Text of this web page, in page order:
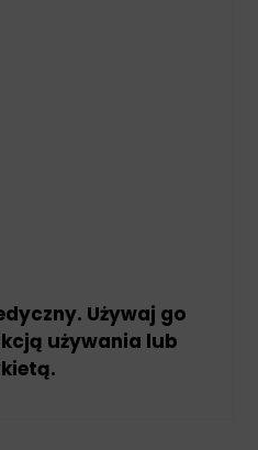
Używaj go
używania lub